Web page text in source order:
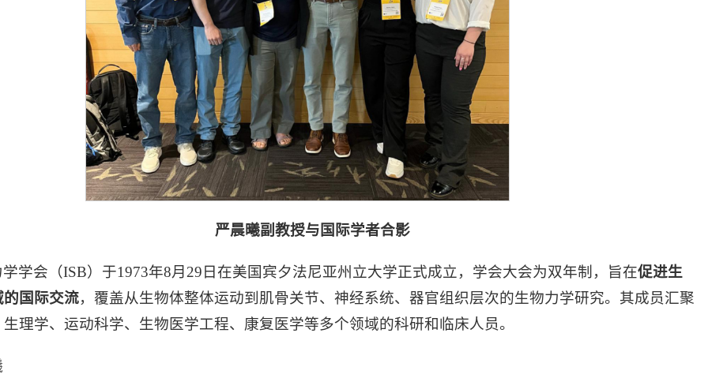
严晨曦副教授与国际学者合影
学会（ISB）于1973年8月29日在美国宾夕法尼亚州立大学正式成立，学会大会为双年制，旨在促进生
国际交流，覆盖从生物体整体运动到肌骨关节、神经系统、器官组织层次的生物力学研究。其成员汇聚
理学、运动科学、生物医学工程、康复医学等多个领域的科研和临床人员。